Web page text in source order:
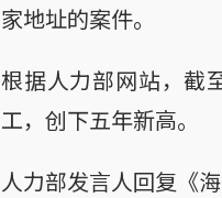
家地址的案件。
根据人力部网站，截
工，创下五年新高。
人力部发言人回复《